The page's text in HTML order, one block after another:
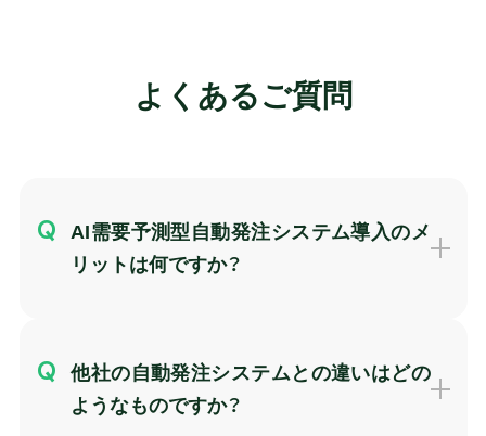
よくあるご質問
AI需要予測型自動発注システム導入のメ
リットは何ですか？
他社の自動発注システムとの違いはどの
ようなものですか？